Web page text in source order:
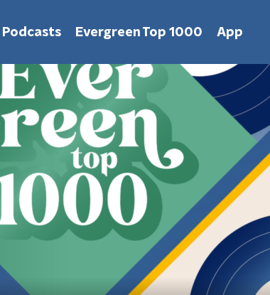
Podcasts Evergreen Top 1000 App